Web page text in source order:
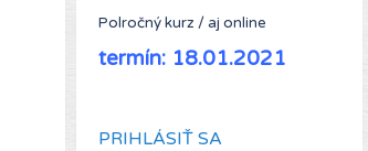
Polročný kurz / aj online
termín: 18.01.2021
PRIHLÁSIŤ SA